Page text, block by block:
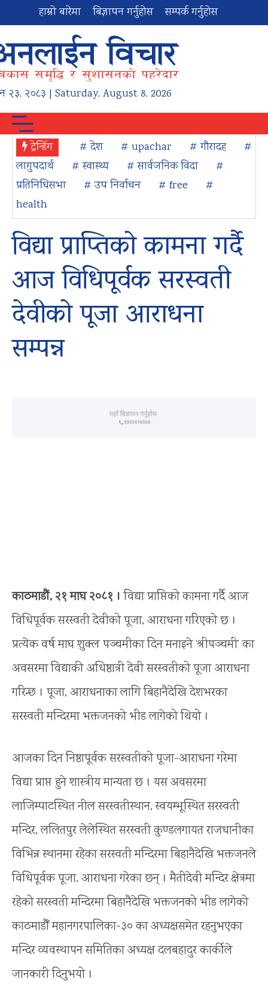
हाम्रो बारेमा बिज्ञापन गर्नुहोस सम्पर्क गर्नुहोस
२३, २०८३ | Saturday, August 8, 2026
ट्रेन्डिंग # देश # upachar # गौरादह
#
लागुपदार्थ
# स्वास्थ्य # सार्वजनिक विदा
#
प्रतिनिधिसभा
# उप निर्वाचन # free
#
health
विद्या प्राप्तिको कामना गर्दै
आज विधिपूर्वक सरस्वती
देवीको पूजा आराधना
सम्पन्न
काठमाडौं, २१ माघ २०८१ । विद्या प्राप्तिको कामना गर्दै आज
विधिपूर्वक सरस्वती देवीको पूजा, आराधना गरिएको छ ।
प्रत्येक वर्ष माघ शुक्ल पञ्चमीका दिन मनाइने ‘श्रीपञ्चमी’ का
अवसरमा विद्याकी अधिष्ठात्री देवी सरस्वतीको पूजा आराधना
गरिन्छ । पूजा, आराधनाका लागि बिहानैदेखि देशभरका
सरस्वती मन्दिरमा भक्तजनको भीड लागेको थियो ।
आजका दिन निष्ठापूर्वक सरस्वतीको पूजा-आराधना गरेमा
विद्या प्राप्त हुने शास्त्रीय मान्यता छ । यस अवसरमा
लाजिम्पाटस्थित नील सरस्वतीस्थान, स्वयम्भूस्थित सरस्वती
मन्दिर, ललितपुर लेलेस्थित सरस्वती कुण्डलगायत राजधानीका
विभिन्न स्थानमा रहेका सरस्वती मन्दिरमा बिहानैदेखि भक्तजनले
विधिपूर्वक पूजा, आराधना गरेका छन् । मैतीदेवी मन्दिर क्षेत्रमा
रहेको सरस्वती मन्दिरमा बिहानैदेखि भक्तजनको भीड लागेको
काठमाडौँ महानगरपालिका-३० का अध्यक्षसमेत रहनुभएका
मन्दिर व्यवस्थापन समितिका अध्यक्ष दलबहादुर कार्कीले
जानकारी दिनुभयो ।